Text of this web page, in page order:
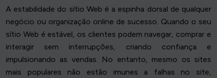
A estabilidade do sítio Web é a espinha dorsal de qualquer
negócio ou organização online de sucesso. Quando o seu
sítio Web é estável, os clientes podem navegar, comprar e
interagir sem interrupções, criando confiança e
impulsionando as vendas. No entanto, mesmo os sites
mais populares não estão imunes a falhas no site,